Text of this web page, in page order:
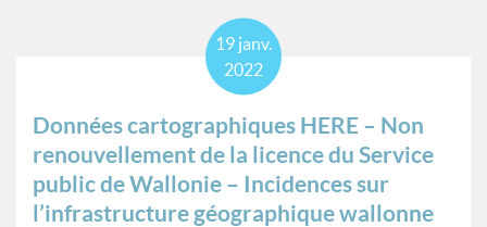
Données cartographiques HERE – Non
renouvellement de la licence du Service
public de Wallonie – Incidences sur
l’infrastructure géographique wallonne
19 janv.
2022